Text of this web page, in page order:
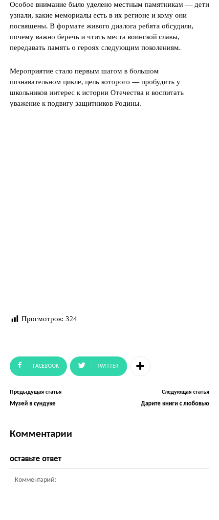
Особое внимание было уделено местным памятникам — дети
узнали, какие мемориалы есть в их регионе и кому они
посвящены. В формате живого диалога ребята обсудили,
почему важно беречь и чтить места воинской славы,
передавать память о героях следующим поколениям.
Мероприятие стало первым шагом в большом
познавательном цикле, цель которого — пробудить у
школьников интерес к истории Отечества и воспитать
уважение к подвигу защитников Родины.
Просмотров: 324
FACEBOOK TWITTER
Предыдущая статья
Музей в сундуке
Следующая статья
Дарите книги с любовью
Комментарии
оставьте ответ